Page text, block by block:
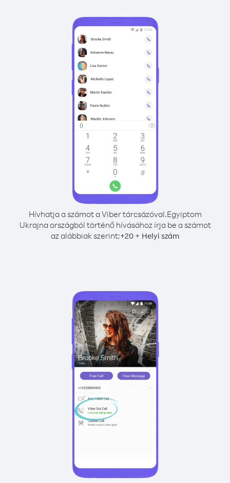
Hívhatja a számot a Viber tárcsázóval.Egyiptom
Ukrajna országból történő hívásához írja be a számot
az alábbiak szerint:+20 + Helyi szám